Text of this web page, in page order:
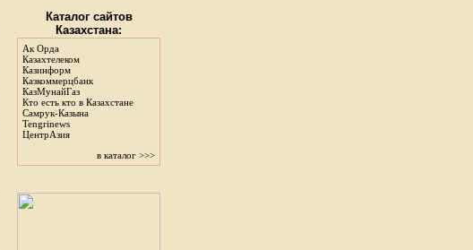
Каталог сайтов
Казахстана:
Ак Орда
Казахтелеком
Казинформ
Казкоммерцбанк
КазМунайГаз
Кто есть кто в Казахстане
Самрук-Казына
Tengrinews
ЦентрАзия
в каталог >>>